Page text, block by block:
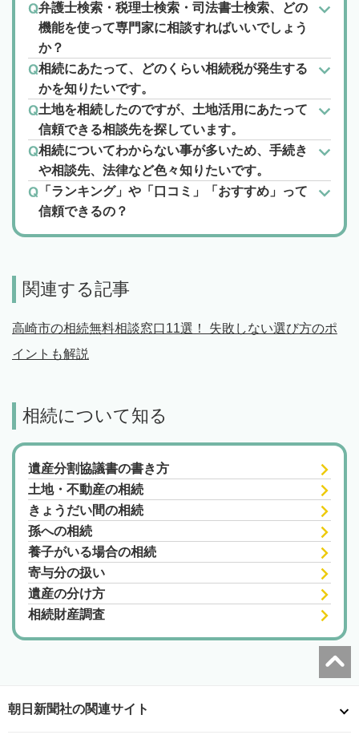
弁護士検索・税理士検索・司法書士検索、どの
機能を使って専門家に相談すればいいでしょう
か？
相続にあたって、どのくらい相続税が発生する
かを知りたいです。
土地を相続したのですが、土地活用にあたって
信頼できる相談先を探しています。
相続についてわからない事が多いため、手続き
や相談先、法律など色々知りたいです。
「ランキング」や「口コミ」「おすすめ」って
信頼できるの？
関連する記事
高崎市の相続無料相談窓口11選！ 失敗しない選び方のポ
イントも解説
相続について知る
遺産分割協議書の書き方
土地・不動産の相続
きょうだい間の相続
孫への相続
養子がいる場合の相続
寄与分の扱い
遺産の分け方
相続財産調査
朝日新聞社の関連サイト